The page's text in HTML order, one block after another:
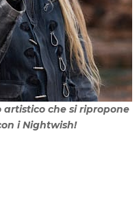
che si ripropone
i Nightwish!